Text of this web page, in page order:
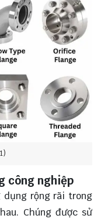
công nghiệp
dụng rộng rãi trong
Chúng được sử